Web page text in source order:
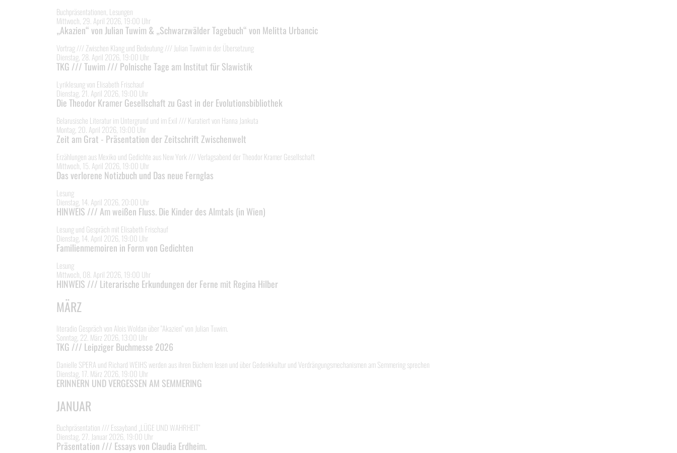
Buchpräsentationen, Lesungen
Mittwoch, 29. April 2026, 19:00 Uhr
„Akazien“ von Julian Tuwim & „Schwarzwälder Tagebuch“ von Melitta Urbancic
Vortrag /// Zwischen Klang und Bedeutung /// Julian Tuwim in der Übersetzung
Dienstag, 28. April 2026, 19:00 Uhr
TKG /// Tuwim /// Polnische Tage am Institut für Slawistik
Lyriklesung von Elisabeth Frischauf
Dienstag, 21. April 2026, 19:00 Uhr
Die Theodor Kramer Gesellschaft zu Gast in der Evolutionsbibliothek
Belarusische Literatur im Untergrund und im Exil /// Kuratiert von Hanna Jankuta
Montag, 20. April 2026, 19:00 Uhr
Zeit am Grat - Präsentation der Zeitschrift Zwischenwelt
Erzählungen aus Mexiko und Gedichte aus New York /// Verlagsabend der Theodor Kramer Gesellschaft
Mittwoch, 15. April 2026, 19:00 Uhr
Das verlorene Notizbuch und Das neue Fernglas
Lesung
Dienstag, 14. April 2026, 20:00 Uhr
HINWEIS /// Am weißen Fluss. Die Kinder des Almtals (in Wien)
Lesung und Gespräch mit Elisabeth Frischauf
Dienstag, 14. April 2026, 19:00 Uhr
Familienmemoiren in Form von Gedichten
Lesung
Mittwoch, 08. April 2026, 19:00 Uhr
HINWEIS /// Literarische Erkundungen der Ferne mit Regina Hilber
MÄRZ
literadio Gespräch von Alois Woldan über "Akazien" von Julian Tuwim.
Sonntag, 22. März 2026, 13:00 Uhr
TKG /// Leipziger Buchmesse 2026
Danielle SPERA und Richard WEIHS werden aus ihren Büchern lesen und über Gedenkkultur und Verdrängungsmechanismen am Semmering sprechen
Dienstag, 17. März 2026, 19:00 Uhr
ERINNERN UND VERGESSEN AM SEMMERING
JANUAR
Buchpräsentation /// Essayband „LÜGE UND WAHRHEIT“
Dienstag, 27. Januar 2026, 19:00 Uhr
Präsentation /// Essays von Claudia Erdheim.